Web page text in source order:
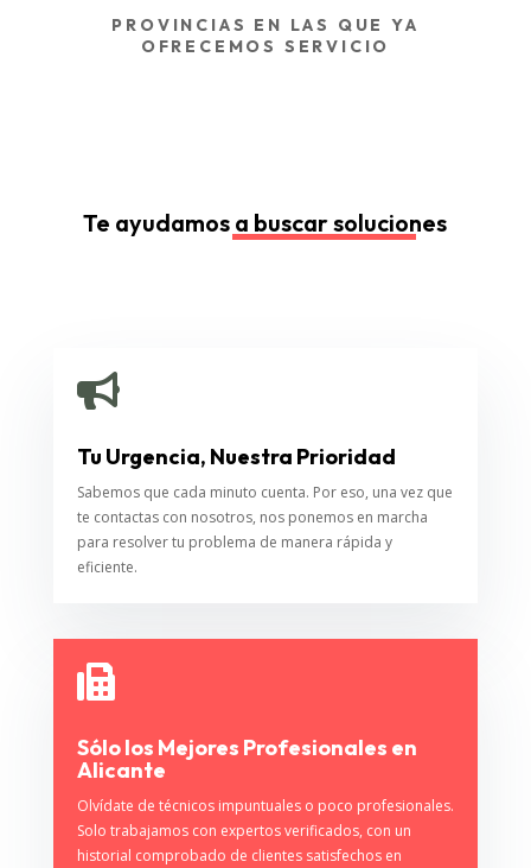
PROVINCIAS EN LAS QUE YA
OFRECEMOS SERVICIO
Te ayudamos a buscar soluciones

Tu Urgencia, Nuestra Prioridad
Sabemos que cada minuto cuenta. Por eso, una vez que
te contactas con nosotros, nos ponemos en marcha
para resolver tu problema de manera rápida y
eficiente.

Sólo los Mejores Profesionales en
Alicante
Olvídate de técnicos impuntuales o poco profesionales.
Solo trabajamos con expertos verificados, con un
historial comprobado de clientes satisfechos en